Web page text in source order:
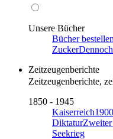
Unsere Bücher
Bücher bestellen
Zucker
Zeitzeugenberichte
Zeitzeugenberichte,
1850 - 1945
Kaiserreich
Diktatur
Seekrieg